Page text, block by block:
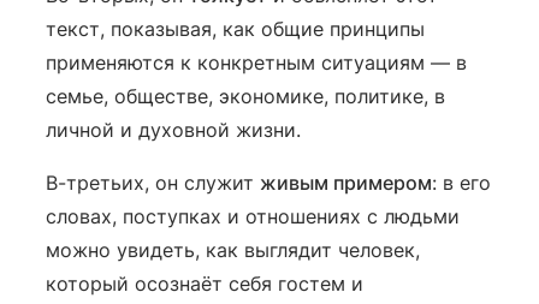
текст, показывая, как общие принципы
применяются к конкретным ситуациям — в
семье, обществе, экономике, политике, в
личной и духовной жизни.
В-третьих, он служит живым примером: в его
словах, поступках и отношениях с людьми
можно увидеть, как выглядит человек,
который осознаёт себя гостем и